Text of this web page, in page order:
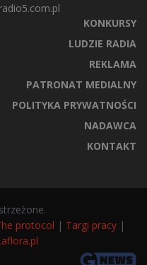
KONKURSY
LUDZIE RADIA
REKLAMA
PATRONAT MEDIALNY
POLITYKA PRYWATNOŚCI
NADAWCA
KONTAKT
protocol | Targi pracy |